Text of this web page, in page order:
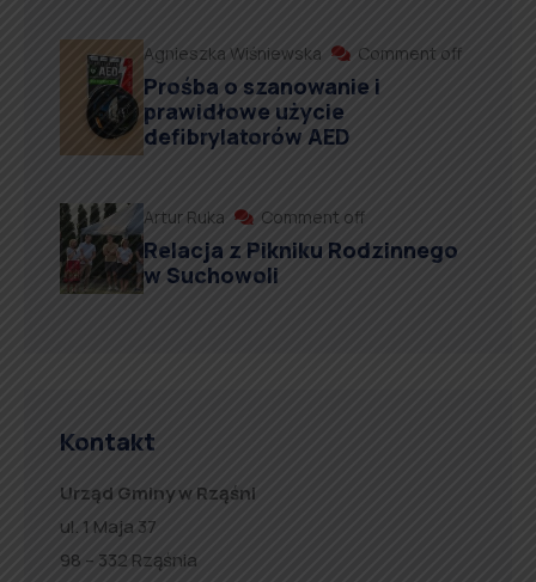
Agnieszka Wiśniewska Comment off
Prośba o szanowanie i
prawidłowe użycie
defibrylatorów AED
Artur Ruka Comment off
Relacja z Pikniku Rodzinnego
w Suchowoli
Kontakt
Urząd Gminy w Rząśni
ul. 1 Maja 37
98 – 332 Rząśnia